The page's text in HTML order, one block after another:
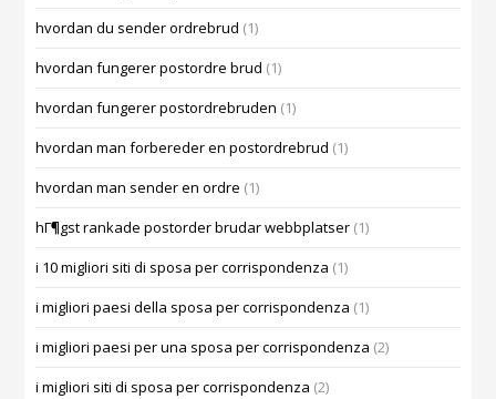
hvordan du sender ordrebrud (1)
hvordan fungerer postordre brud (1)
hvordan fungerer postordrebruden (1)
hvordan man forbereder en postordrebrud (1)
hvordan man sender en ordre (1)
hГ¶gst rankade postorder brudar webbplatser (1)
i 10 migliori siti di sposa per corrispondenza (1)
i migliori paesi della sposa per corrispondenza (1)
i migliori paesi per una sposa per corrispondenza (2)
i migliori siti di sposa per corrispondenza (2)